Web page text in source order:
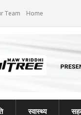
Team Home
स्वास्थ्य